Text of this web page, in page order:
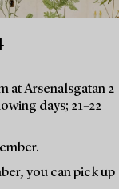
at Arsenalsgatan 2
days; 21–22
you can pick up